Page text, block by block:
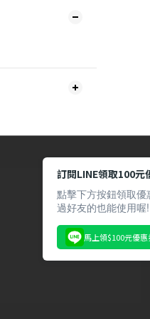
訂閱LINE領取100元
點擊下方按鈕領取優
過好友的也能使用喔!
馬上領$100元優惠